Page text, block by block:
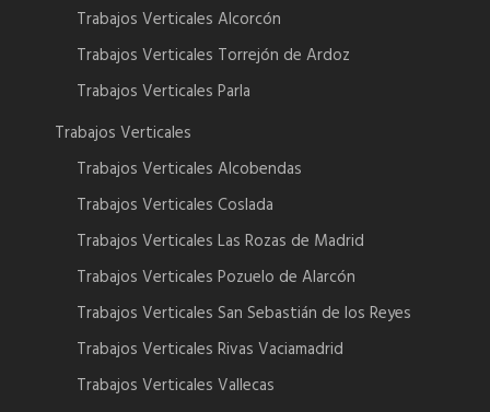
Trabajos Verticales Alcorcón
Trabajos Verticales Torrejón de Ardoz
Trabajos Verticales Parla
Trabajos Verticales
Trabajos Verticales Alcobendas
Trabajos Verticales Coslada
Trabajos Verticales Las Rozas de Madrid
Trabajos Verticales Pozuelo de Alarcón
Trabajos Verticales San Sebastián de los Reyes
Trabajos Verticales Rivas Vaciamadrid
Trabajos Verticales Vallecas